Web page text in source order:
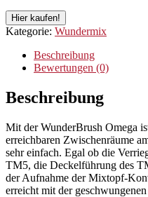
Hier kaufen!
Kategorie: Wundermix
Beschreibung
Bewertungen (0)
Beschreibung
Mit der WunderBrush Omega
erreichbaren Zwischenräume
sehr einfach. Egal ob die
TM5, die Deckelführung des
der Aufnahme der Mixtopf-
erreicht mit der